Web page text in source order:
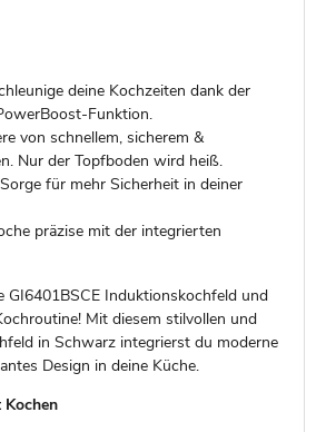
deine Kochzeiten dank der
Funktion.
von schnellem, sicherem &
Nur der Topfboden wird heiß.
für mehr Sicherheit in deiner
präzise mit der integrierten
GI6401BSCE Induktionskochfeld und
Mit diesem stilvollen und
in Schwarz integrierst du moderne
Design in deine Küche.